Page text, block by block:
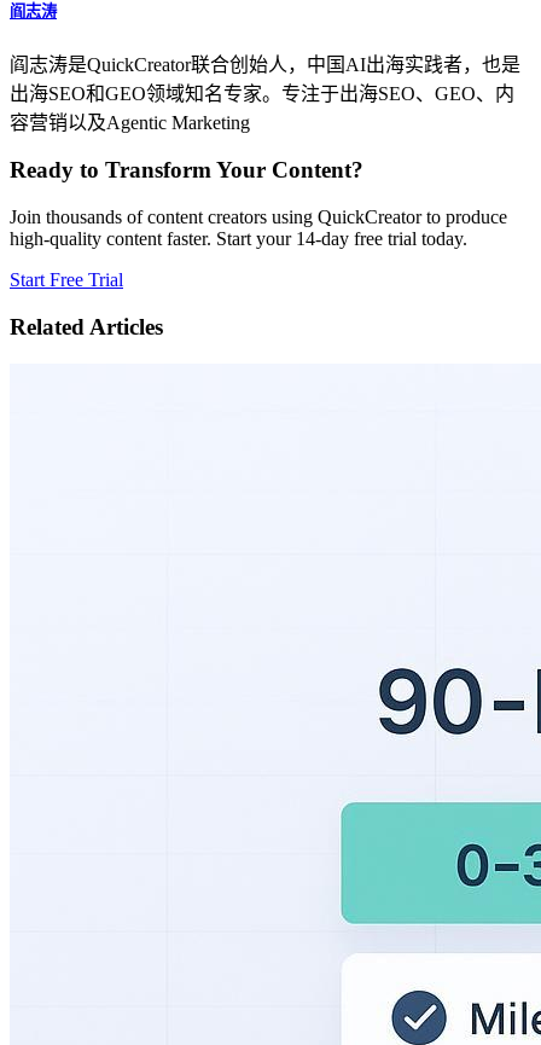
阎志涛
阎志涛是QuickCreator联合创始人，中国AI出海实践者，也是
出海SEO和GEO领域知名专家。专注于出海SEO、GEO、内
容营销以及Agentic Marketing
Ready to Transform Your Content?
Join thousands of content creators using QuickCreator to produce
high-quality content faster. Start your 14-day free trial today.
Start Free Trial
Related Articles